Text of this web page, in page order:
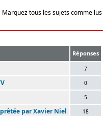
Marquez tous les sujets comme lus
Réponses
7
0
5
par Xavier Niel 18